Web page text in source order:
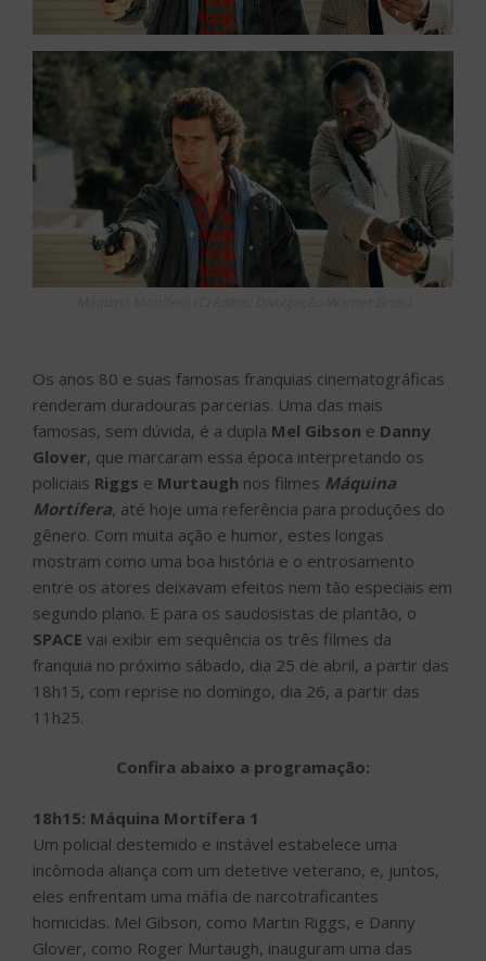
Os anos 80 e suas famosas franquias cinematográficas
renderam duradouras parcerias. Uma das mais
famosas, sem dúvida, é a dupla Mel Gibson e Danny
Glover, que marcaram essa época interpretando os
policiais Riggs e Murtaugh nos filmes Máquina
Mortífera, até hoje uma referência para produções do
gênero. Com muita ação e humor, estes longas
mostram como uma boa história e o entrosamento
entre os atores deixavam efeitos nem tão especiais em
segundo plano. E para os saudosistas de plantão, o
SPACE vai exibir em sequência os três filmes da
franquia no próximo sábado, dia 25 de abril, a partir das
18h15, com reprise no domingo, dia 26, a partir das
11h25.
Confira abaixo a programação:
18h15: Máquina Mortífera 1
Um policial destemido e instável estabelece uma
incômoda aliança com um detetive veterano, e, juntos,
eles enfrentam uma máfia de narcotraficantes
homicidas. Mel Gibson, como Martin Riggs, e Danny
Glover, como Roger Murtaugh, inauguram uma das